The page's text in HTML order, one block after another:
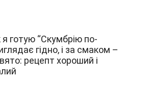
готую “Скумбрію по-
гідно, і за смаком –
рецепт хороший і